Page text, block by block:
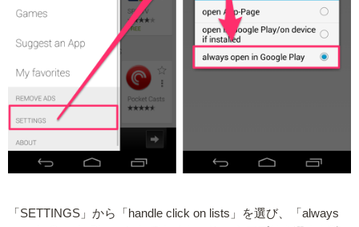
「SETTINGS」から「handle click on lists」を選び、「always